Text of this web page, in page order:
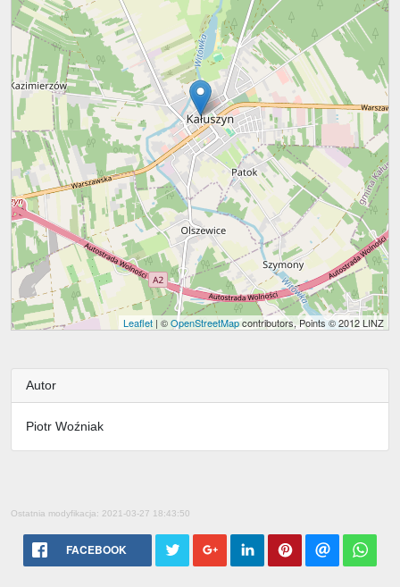
Leaflet | ©OpenStreetMapcontributors, Points © 2012 LINZ
Autor
Piotr Woźniak
Ostatnia modyfikacja: 2021-03-27 18:43:50
FACEBOOK